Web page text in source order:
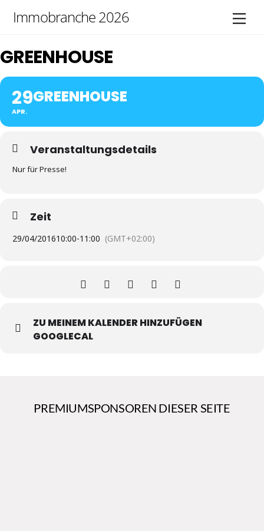
Immobranche 2026
GREENHOUSE
29
APR.
GREENHOUSE
Veranstaltungsdetails
Nur für Presse!
Zeit
29/04/201610:00-11:00 (GMT+02:00)
ZU MEINEM KALENDER HINZUFÜGEN
GOOGLECAL
PREMIUMSPONSOREN DIESER SEITE